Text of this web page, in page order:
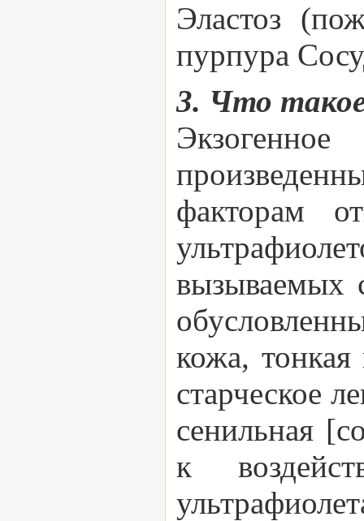
Эластоз
пурпура
3. Что
факторам
вызываемых
кожа,
старческое
сенильная
к